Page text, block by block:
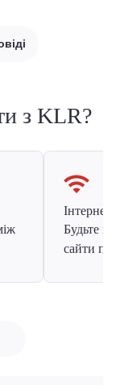
з KLR?
Інтернет
Будьте
сайти